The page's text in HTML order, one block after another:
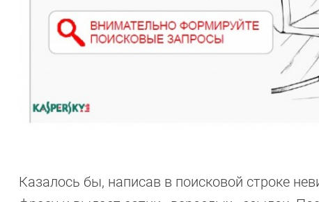
Казалось бы, написав в поисковой строке